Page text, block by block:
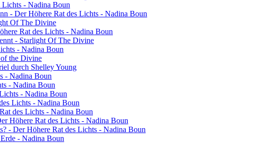
Lichts - Nadina Boun
- Der Höhere Rat des Lichts - Nadina Boun
Of The Divine
Rat des Lichts - Nadina Boun
- Starlight Of The Divine
- Nadina Boun
the Divine
durch Shelley Young
- Nadina Boun
- Nadina Boun
- Nadina Boun
Lichts - Nadina Boun
des Lichts - Nadina Boun
Höhere Rat des Lichts - Nadina Boun
- Der Höhere Rat des Lichts - Nadina Boun
- Nadina Boun